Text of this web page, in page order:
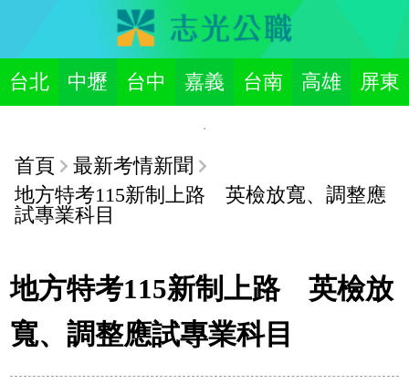
台北 中壢 台中 嘉義 台南 高雄 屏東
首頁
最新考情新聞
地方特考115新制上路 英檢放寬、調整應
試專業科目
地方特考115新制上路 英檢放
寬、調整應試專業科目